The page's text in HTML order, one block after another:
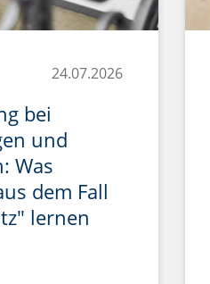
24.07.2026
bei
und
Was
dem Fall
lernen